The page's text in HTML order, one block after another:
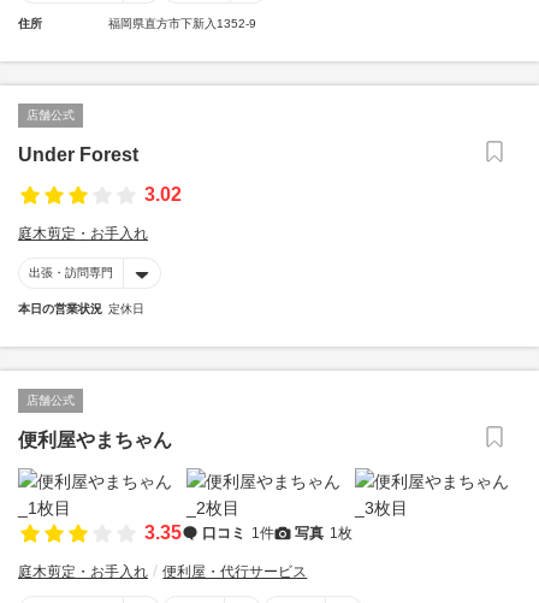
住所 福岡県直方市下新入1352-9
店舗公式
Under Forest
3.02
庭木剪定・お手入れ
出張・訪問専門
本日の営業状況 定休日
店舗公式
便利屋やまちゃん
3.35 口コミ 1件 写真 1枚
庭木剪定・お手入れ 便利屋・代行サービス